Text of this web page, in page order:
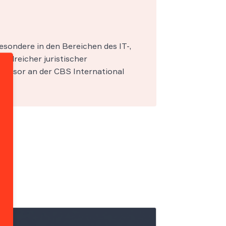
in den Bereichen des IT-,
juristischer
an der CBS International